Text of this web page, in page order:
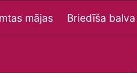
mājas Briedīša balva